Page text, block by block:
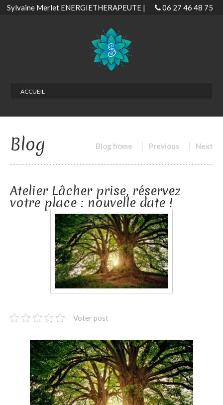
Sylvaine Merlet ENERGIETHERAPEUTE | 06 27 46 48 75
ACCUEIL
Soins Habitat Bordeaux – Biscarrosse
Soins EMDR
Gestion & libération émotionnelle
Développer son don
Soin passeuse d’âme
Magnétisme : Soins énergétiques à distance
VOS TÉMOIGNAGES
MES ENGAGEMENTS
Mon don de naissance : un chemin de transformation intérieure
COMPRENDRE
La géobiologie
La Thérapie EMDR
les Thérapies de l’âme
BLOG
Blog Blog home Previous Next
Atelier Lâcher prise, réservez
votre place : nouvelle date !
Voter post